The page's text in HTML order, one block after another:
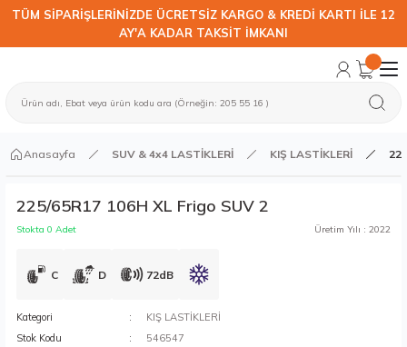
TÜM SİPARİŞLERİNİZDE ÜCRETSİZ KARGO & KREDİ KARTI İLE 12
AY'A KADAR TAKSİT İMKANI
Anasayfa SUV & 4x4 LASTİKLERİ KIŞ LASTİKLERİ
225/65R17 106H XL Frigo SUV 2
Stokta 0 Adet Üretim Yılı : 2022
C D 72dB
Kategori
KIŞ LASTİKLERİ
Stok Kodu
546547